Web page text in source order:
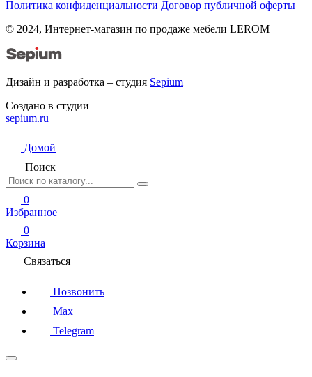
Политика конфиденциальности Договор публичной оферты
© 2024, Интернет-магазин по продаже мебели LEROM
Дизайн и разработка – студия Sepium
Создано в студии
sepium.ru
Домой
Поиск
0
Избранное
0
Корзина
Связаться
Позвонить
Max
Telegram